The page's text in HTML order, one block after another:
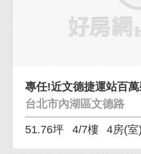
台北市內湖區文德路
51.76坪 4/7樓 4房(室